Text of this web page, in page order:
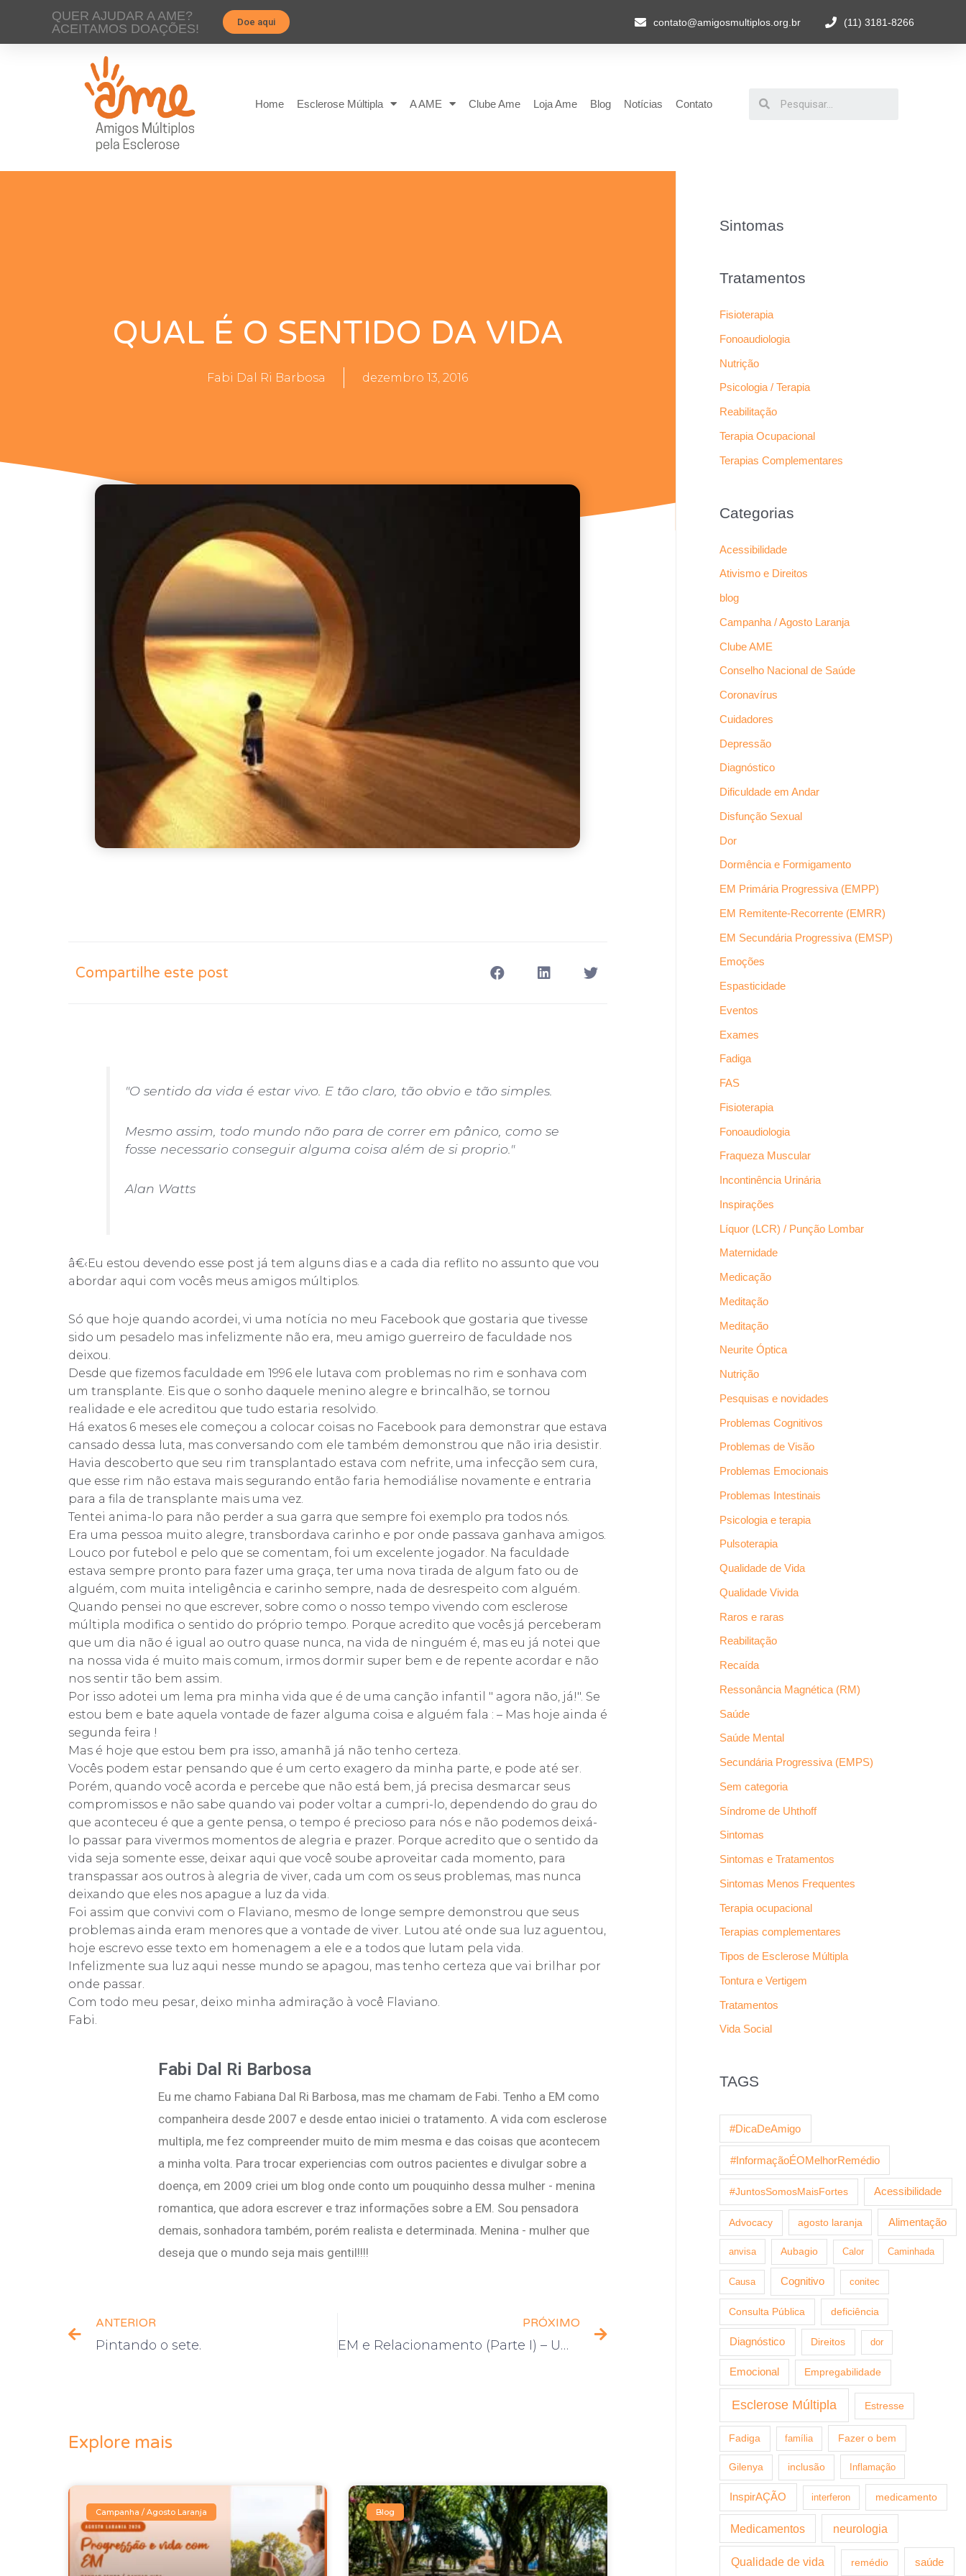
QUER AJUDAR A AME?
ACEITAMOS DOAÇÕES!
Doe aqui contato@amigosmultiplos.org.br (11) 3181-8266
Home Esclerose Múltipla A AME Clube Ame Loja Ame Blog Notícias Contato
QUAL É O SENTIDO DA VIDA
Fabi Dal Ri Barbosa dezembro 13, 2016
Compartilhe este post
"O sentido da vida é estar vivo. E tão claro, tão obvio e tão simples.
Mesmo assim, todo mundo não para de correr em pânico, como se
fosse necessario conseguir alguma coisa além de si proprio."
Alan Watts
â€‹Eu estou devendo esse post já tem alguns dias e a cada dia reflito no assunto que vou
abordar aqui com vocês meus amigos múltiplos.
Só que hoje quando acordei, vi uma notícia no meu Facebook que gostaria que tivesse
sido um pesadelo mas infelizmente não era, meu amigo guerreiro de faculdade nos
deixou.
Desde que fizemos faculdade em 1996 ele lutava com problemas no rim e sonhava com
um transplante. Eis que o sonho daquele menino alegre e brincalhão, se tornou
realidade e ele acreditou que tudo estaria resolvido.
Há exatos 6 meses ele começou a colocar coisas no Facebook para demonstrar que estava
cansado dessa luta, mas conversando com ele também demonstrou que não iria desistir.
Havia descoberto que seu rim transplantado estava com nefrite, uma infecção sem cura,
que esse rim não estava mais segurando então faria hemodiálise novamente e entraria
para a fila de transplante mais uma vez.
Tentei anima-lo para não perder a sua garra que sempre foi exemplo pra todos nós.
Era uma pessoa muito alegre, transbordava carinho e por onde passava ganhava amigos.
Louco por futebol e pelo que se comentam, foi um excelente jogador. Na faculdade
estava sempre pronto para fazer uma graça, ter uma nova tirada de algum fato ou de
alguém, com muita inteligência e carinho sempre, nada de desrespeito com alguém.
Quando pensei no que escrever, sobre como o nosso tempo vivendo com esclerose
múltipla modifica o sentido do próprio tempo. Porque acredito que vocês já perceberam
que um dia não é igual ao outro quase nunca, na vida de ninguém é, mas eu já notei que
na nossa vida é muito mais comum, irmos dormir super bem e de repente acordar e não
nos sentir tão bem assim.
Por isso adotei um lema pra minha vida que é de uma canção infantil " agora não, já!". Se
estou bem e bate aquela vontade de fazer alguma coisa e alguém fala : – Mas hoje ainda é
segunda feira !
Mas é hoje que estou bem pra isso, amanhã já não tenho certeza.
Vocês podem estar pensando que é um certo exagero da minha parte, e pode até ser.
Porém, quando você acorda e percebe que não está bem, já precisa desmarcar seus
compromissos e não sabe quando vai poder voltar a cumpri-lo, dependendo do grau do
que aconteceu é que a gente pensa, o tempo é precioso para nós e não podemos deixá-
lo passar para vivermos momentos de alegria e prazer. Porque acredito que o sentido da
vida seja somente esse, deixar aqui que você soube aproveitar cada momento, para
transpassar aos outros à alegria de viver, cada um com os seus problemas, mas nunca
deixando que eles nos apague a luz da vida.
Foi assim que convivi com o Flaviano, mesmo de longe sempre demonstrou que seus
problemas ainda eram menores que a vontade de viver. Lutou até onde sua luz aguentou,
hoje escrevo esse texto em homenagem a ele e a todos que lutam pela vida.
Infelizmente sua luz aqui nesse mundo se apagou, mas tenho certeza que vai brilhar por
onde passar.
Com todo meu pesar, deixo minha admiração à você Flaviano.
Fabi.
Fabi Dal Ri Barbosa
Eu me chamo Fabiana Dal Ri Barbosa, mas me chamam de Fabi. Tenho a EM como
companheira desde 2007 e desde entao iniciei o tratamento. A vida com esclerose
multipla, me fez compreender muito de mim mesma e das coisas que acontecem
a minha volta. Para trocar experiencias com outros pacientes e divulgar sobre a
doença, em 2009 criei um blog onde conto um pouquinho dessa mulher - menina
romantica, que adora escrever e traz informações sobre a EM. Sou pensadora
demais, sonhadora também, porém realista e determinada. Menina - mulher que
deseja que o mundo seja mais gentil!!!!
ANTERIOR
Pintando o sete.
PRÓXIMO
EM e Relacionamento (Parte I) – Uma relação a três
Explore mais
Campanha / Agosto Laranja Blog
Sintomas
Tratamentos
Fisioterapia
Fonoaudiologia
Nutrição
Psicologia / Terapia
Reabilitação
Terapia Ocupacional
Terapias Complementares
Categorias
Acessibilidade
Ativismo e Direitos
blog
Campanha / Agosto Laranja
Clube AME
Conselho Nacional de Saúde
Coronavírus
Cuidadores
Depressão
Diagnóstico
Dificuldade em Andar
Disfunção Sexual
Dor
Dormência e Formigamento
EM Primária Progressiva (EMPP)
EM Remitente-Recorrente (EMRR)
EM Secundária Progressiva (EMSP)
Emoções
Espasticidade
Eventos
Exames
Fadiga
FAS
Fisioterapia
Fonoaudiologia
Fraqueza Muscular
Incontinência Urinária
Inspirações
Líquor (LCR) / Punção Lombar
Maternidade
Medicação
Meditação
Meditação
Neurite Óptica
Nutrição
Pesquisas e novidades
Problemas Cognitivos
Problemas de Visão
Problemas Emocionais
Problemas Intestinais
Psicologia e terapia
Pulsoterapia
Qualidade de Vida
Qualidade Vivida
Raros e raras
Reabilitação
Recaída
Ressonância Magnética (RM)
Saúde
Saúde Mental
Secundária Progressiva (EMPS)
Sem categoria
Síndrome de Uhthoff
Sintomas
Sintomas e Tratamentos
Sintomas Menos Frequentes
Terapia ocupacional
Terapias complementares
Tipos de Esclerose Múltipla
Tontura e Vertigem
Tratamentos
Vida Social
TAGS
#DicaDeAmigo
#InformaçãoÉOMelhorRemédio
#JuntosSomosMaisFortes Acessibilidade
Advocacy agosto laranja Alimentação
anvisa Aubagio Calor Caminhada
Causa Cognitivo conitec
Consulta Pública deficiência
Diagnóstico Direitos dor
Emocional Empregabilidade
Esclerose Múltipla Estresse
Fadiga família Fazer o bem
Gilenya inclusão Inflamação
InspirAÇÃO interferon medicamento
Medicamentos neurologia
Qualidade de vida remédio saúde